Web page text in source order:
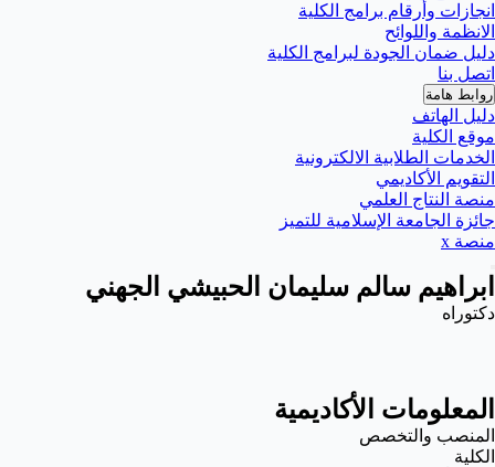
انجازات وأرقام برامج الكلية
الانظمة واللوائح
دليل ضمان الجودة لبرامج الكلية
اتصل بنا
روابط هامة
دليل الهاتف
موقع الكلية
الخدمات الطلابية الالكترونية
التقويم الأكاديمي
منصة النتاج العلمي
جائزة الجامعة الإسلامية للتميز
منصة x
ابراهيم سالم سليمان الحبيشي الجهني
دكتوراه
المعلومات الأكاديمية
المنصب والتخصص
الكلية